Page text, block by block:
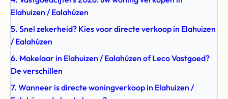
Elahuizen / Ealahúzen
5. Snel zekerheid? Kies voor directe verkoop in Elahuizen
/ Ealahúzen
6. Makelaar in Elahuizen / Ealahúzen of Leco Vastgoed?
De verschillen
7. Wanneer is directe woningverkoop in Elahuizen /